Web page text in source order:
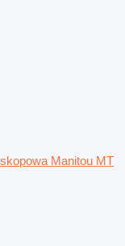
Manitou MT